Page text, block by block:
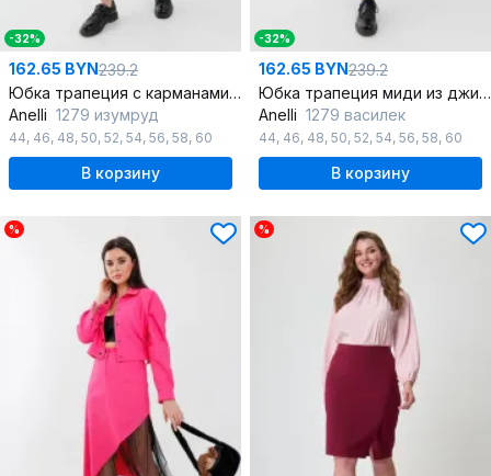
-32%
162.65 BYN239.2
Юбка трапеция с карманами и яркими цветами
Anelli 1279 изумруд
44, 46, 48, 50, 52, 54, 56, 58, 60
В корзину
-32%
162.65 BYN239.2
Юбка трапеция миди из джинса с карманами и декоративной вставкой
Anelli 1279 василек
44, 46, 48, 50, 52, 54, 56, 58, 60
В корзину
% %